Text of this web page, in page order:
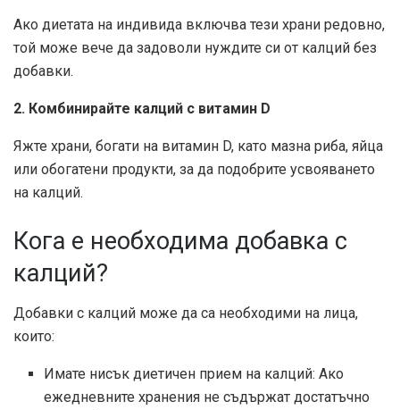
Ако диетата на индивида включва тези храни редовно,
той може вече да задоволи нуждите си от калций без
добавки.
2. Комбинирайте калций с витамин D
Яжте храни, богати на витамин D, като мазна риба, яйца
или обогатени продукти, за да подобрите усвояването
на калций.
Кога е необходима добавка с
калций?
Добавки с калций може да са необходими на лица,
които:
Имате нисък диетичен прием на калций: Ако
ежедневните хранения не съдържат достатъчно